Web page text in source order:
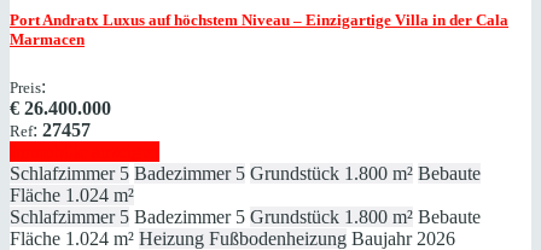
Port Andratx Luxus auf höchstem Niveau – Einzigartige Villa in der Cala
Marmacen
Preis:
€ 26.400.000
Ref: 27457
Schlafzimmer 5 Badezimmer 5 Grundstück 1.800 m² Bebaute
Fläche 1.024 m²
Schlafzimmer 5 Badezimmer 5 Grundstück 1.800 m² Bebaute
Fläche 1.024 m² Heizung Fußbodenheizung Baujahr 2026